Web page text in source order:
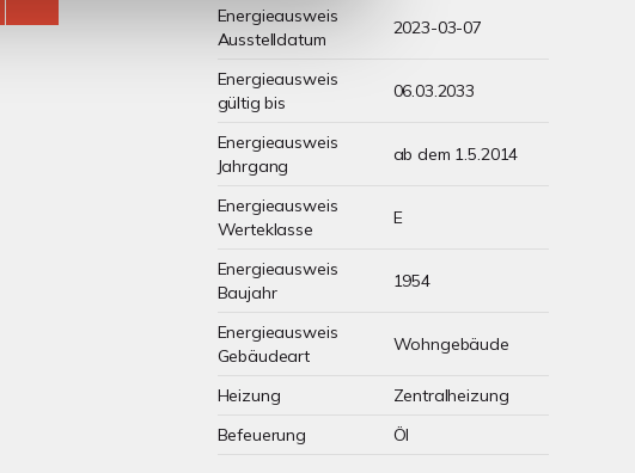
Energieausweis
Ausstelldatum
2023-03-07
Energieausweis
gültig bis
06.03.2033
Energieausweis
Jahrgang
ab dem 1.5.2014
Energieausweis
Werteklasse
E
Energieausweis
Baujahr
1954
Energieausweis
Gebäudeart
Wohngebäude
Heizung
Zentralheizung
Befeuerung
Öl